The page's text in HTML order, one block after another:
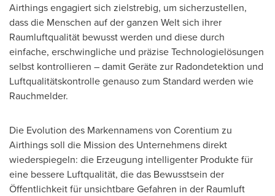
Airthings engagiert sich zielstrebig, um sicherzustellen,
dass die Menschen auf der ganzen Welt sich ihrer
Raumluftqualität bewusst werden und diese durch
einfache, erschwingliche und präzise Technologielösungen
selbst kontrollieren – damit Geräte zur Radondetektion und
Luftqualitätskontrolle genauso zum Standard werden wie
Rauchmelder.
Die Evolution des Markennamens von Corentium zu
Airthings soll die Mission des Unternehmens direkt
wiederspiegeln: die Erzeugung intelligenter Produkte für
eine bessere Luftqualität, die das Bewusstsein der
Öffentlichkeit für unsichtbare Gefahren in der Raumluft